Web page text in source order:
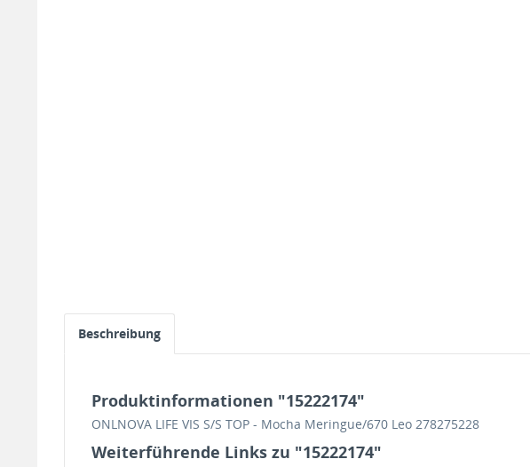
Beschreibung
Produktinformationen "15222174"
ONLNOVA LIFE VIS S/S TOP - Mocha Meringue/670 Leo 278275228
Weiterführende Links zu "15222174"